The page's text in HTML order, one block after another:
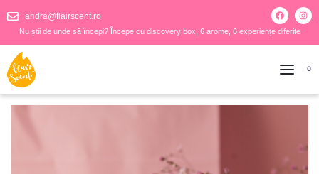
andra@flairscent.ro
Nu știi de unde să începi? Începe cu discovery box, 6 arome, 6 experiențe diferite
0